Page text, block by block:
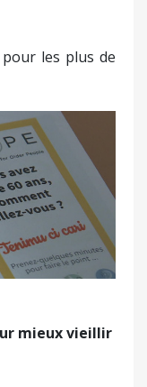
les plus de
mieux vieillir